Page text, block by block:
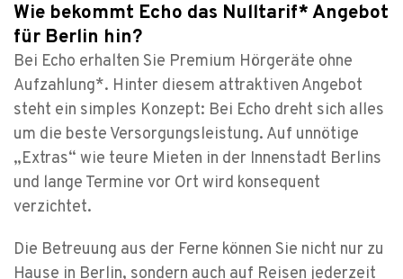
Wie bekommt Echo das Nulltarif* Angebot
für Berlin hin?
Bei Echo erhalten Sie Premium Hörgeräte ohne
Aufzahlung*. Hinter diesem attraktiven Angebot
steht ein simples Konzept: Bei Echo dreht sich alles
um die beste Versorgungsleistung. Auf unnötige
„Extras“ wie teure Mieten in der Innenstadt Berlins
und lange Termine vor Ort wird konsequent
verzichtet.
Die Betreuung aus der Ferne können Sie nicht nur zu
Hause in Berlin, sondern auch auf Reisen jederzeit